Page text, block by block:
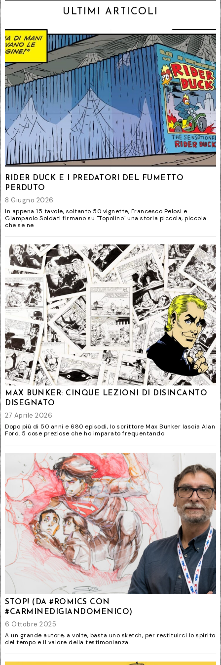
ULTIMI ARTICOLI
RIDER DUCK E I PREDATORI DEL FUMETTO
PERDUTO
8 Giugno 2026
In appena 15 tavole, soltanto 50 vignette, Francesco Pelosi e
Giampaolo Soldati firmano su "Topolino" una storia piccola, piccola
che se ne
MAX BUNKER: CINQUE LEZIONI DI DISINCANTO
DISEGNATO
27 Aprile 2026
Dopo più di 50 anni e 680 episodi, lo scrittore Max Bunker lascia Alan
Ford. 5 cose preziose che ho imparato frequentando
STOP! (DA #ROMICS CON
#CARMINEDIGIANDOMENICO)
6 Ottobre 2025
A un grande autore, a volte, basta uno sketch, per restituirci lo spirito
del tempo e il valore della testimonianza.